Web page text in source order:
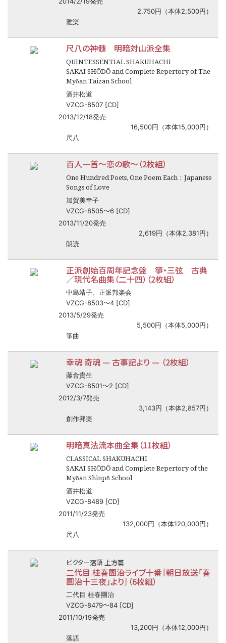
2,750円（本体2,500円）
雅楽
尺八の神髄 明暗対山派全集
QUINTESSENTIAL SHAKUHACHI
SAKAI SHŌDŌ and Complete Repertory of The
Myōan Taizan School
酒井松道
VZCG-8507 [CD]
2013/12/18発売
16,500円（本体15,000円）
尺八
百人一首〜恋の歌〜 （2枚組）
One Hundred Poets, One Poem Each：Japanese
Songs of Love
加賀美幸子
VZCG-8505〜6 [CD]
2013/11/20発売
2,619円（本体2,381円）
朗読
正派創始百周年記念盤 箏・三弦 古典
／現代名曲集（二十四）（2枚組）
中島靖子、正派邦楽会
VZCG-8503〜4 [CD]
2013/5/29発売
5,500円（本体5,000円）
箏曲
幸魂 奇魂 — 古事記より — （2枚組）
藤舎貴生
VZCG-8501〜2 [CD]
2012/3/7発売
3,143円（本体2,857円）
創作邦楽
明暗真法流本曲全集（11枚組）
CLASSICAL SHAKUHACHI
SAKAI SHŌDŌ and Complete Repertory of the
Myōan Shinpō School
酒井松道
VZCG-8489 [CD]
2011/11/23発売
132,000円（本体120,000円）
尺八
ビクター落語 上方篇
二代目 桂春團治ライブ十番［朝日放送「春
團治十三夜」より］（6枚組）
二代目 桂春團治
VZCG-8479〜84 [CD]
2011/10/19発売
13,200円（本体12,000円）
落語